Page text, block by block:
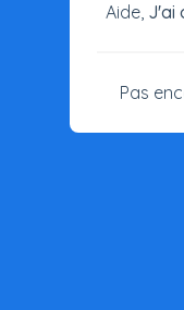
Aide, J'ai
Pas